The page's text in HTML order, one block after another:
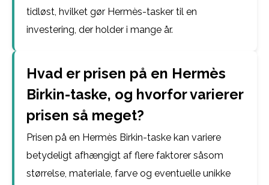
tidløst, hvilket gør Hermès-tasker til en
investering, der holder i mange år.
Hvad er prisen på en Hermès
Birkin-taske, og hvorfor varierer
prisen så meget?
Prisen på en Hermès Birkin-taske kan variere
betydeligt afhængigt af flere faktorer såsom
størrelse, materiale, farve og eventuelle unikke